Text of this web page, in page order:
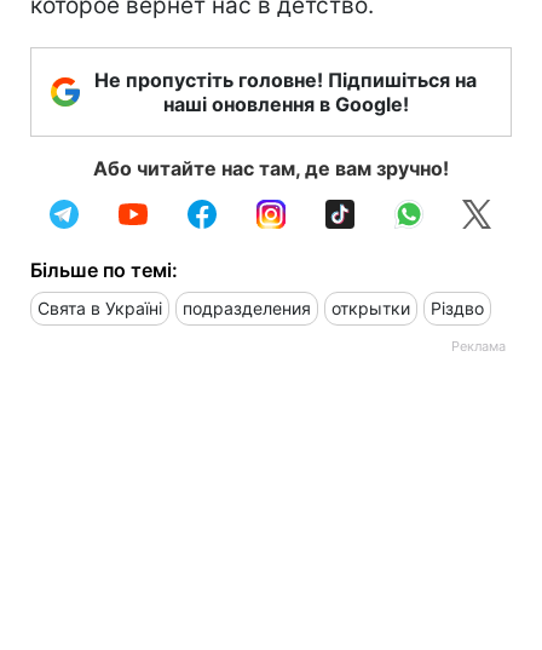
Не пропустіть головне! Підпишіться на
наші оновлення в Google!
Або читайте нас там, де вам зручно!
Більше по темі:
Свята в Україні подразделения открытки Різдво